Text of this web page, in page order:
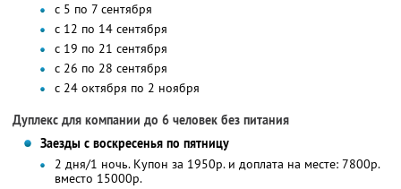
с 5 по 7 сентября
с 12 по 14 сентября
с 19 по 21 сентября
с 26 по 28 сентября
с 24 октября по 2 ноября
Дуплекс для компании до 6 человек без питания
Заезды с воскресенья по пятницу
2 дня/1 ночь. Купон за 1950р. и доплата на месте: 7800р.
вместо 15000р.